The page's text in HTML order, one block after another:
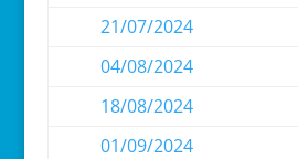
21/07/2024
04/08/2024
18/08/2024
01/09/2024